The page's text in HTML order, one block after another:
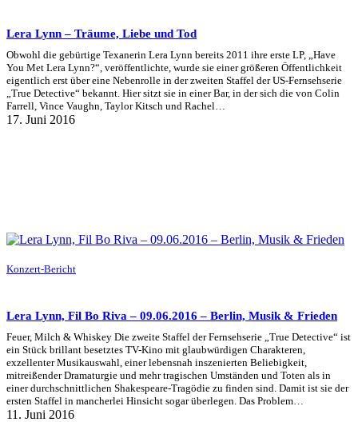
Lera Lynn – Träume, Liebe und Tod
Obwohl die gebürtige Texanerin Lera Lynn bereits 2011 ihre erste LP, „Have
You Met Lera Lynn?“, veröffentlichte, wurde sie einer größeren Öffentlichkeit
eigentlich erst über eine Nebenrolle in der zweiten Staffel der US-Fernsehserie
„True Detective“ bekannt. Hier sitzt sie in einer Bar, in der sich die von Colin
Farrell, Vince Vaughn, Taylor Kitsch und Rachel…
17. Juni 2016
Konzert-Bericht
Lera Lynn, Fil Bo Riva – 09.06.2016 – Berlin, Musik & Frieden
Feuer, Milch & Whiskey Die zweite Staffel der Fernsehserie „True Detective“ ist
ein Stück brillant besetztes TV-Kino mit glaubwürdigen Charakteren,
exzellenter Musikauswahl, einer lebensnah inszenierten Beliebigkeit,
mitreißender Dramaturgie und mehr tragischen Umständen und Toten als in
einer durchschnittlichen Shakespeare-Tragödie zu finden sind. Damit ist sie der
ersten Staffel in mancherlei Hinsicht sogar überlegen. Das Problem…
11. Juni 2016